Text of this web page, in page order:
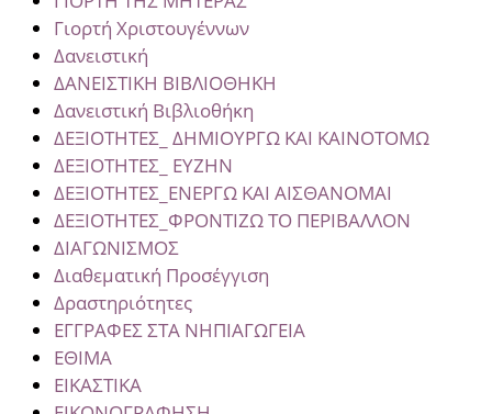
Γιορτή Χριστουγέννων
Δανειστική
ΔΑΝΕΙΣΤΙΚΗ ΒΙΒΛΙΟΘΗΚΗ
Δανειστική Βιβλιοθήκη
ΔΕΞΙΟΤΗΤΕΣ_ ΔΗΜΙΟΥΡΓΩ ΚΑΙ ΚΑΙΝΟΤΟΜΩ
ΔΕΞΙΟΤΗΤΕΣ_ ΕΥΖΗΝ
ΔΕΞΙΟΤΗΤΕΣ_ΕΝΕΡΓΩ ΚΑΙ ΑΙΣΘΑΝΟΜΑΙ
ΔΕΞΙΟΤΗΤΕΣ_ΦΡΟΝΤΙΖΩ ΤΟ ΠΕΡΙΒΑΛΛΟΝ
ΔΙΑΓΩΝΙΣΜΟΣ
Διαθεματική Προσέγγιση
Δραστηριότητες
ΕΓΓΡΑΦΕΣ ΣΤΑ ΝΗΠΙΑΓΩΓΕΙΑ
ΕΘΙΜΑ
ΕΙΚΑΣΤΙΚΑ